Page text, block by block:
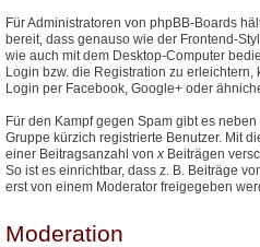
Für Administratoren von phpBB-Boards
bereit, dass genauso wie der Frontend-
wie auch mit dem Desktop-Computer
Login bzw. die Registration zu erleichtern,
Login per Facebook, Google+ oder
Für den Kampf gegen Spam gibt es
Gruppe kürzich registrierte Benutzer. Mit
einer Beitragsanzahl vonx Beiträgen
So ist es einrichtbar, dass z. B. Beiträge
erst von einem Moderator freigegeben
Moderation